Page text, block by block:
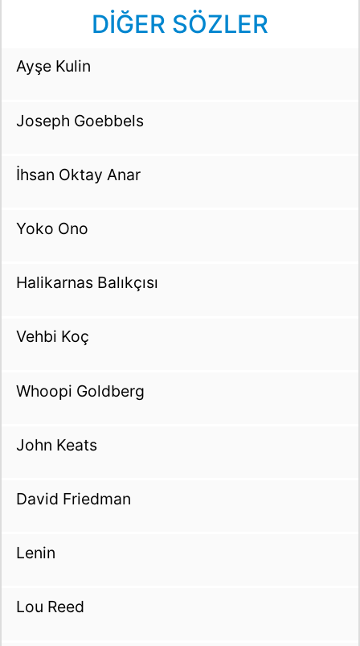
DİĞER SÖZLER
Ayşe Kulin
Joseph Goebbels
İhsan Oktay Anar
Yoko Ono
Halikarnas Balıkçısı
Vehbi Koç
Whoopi Goldberg
John Keats
David Friedman
Lenin
Lou Reed